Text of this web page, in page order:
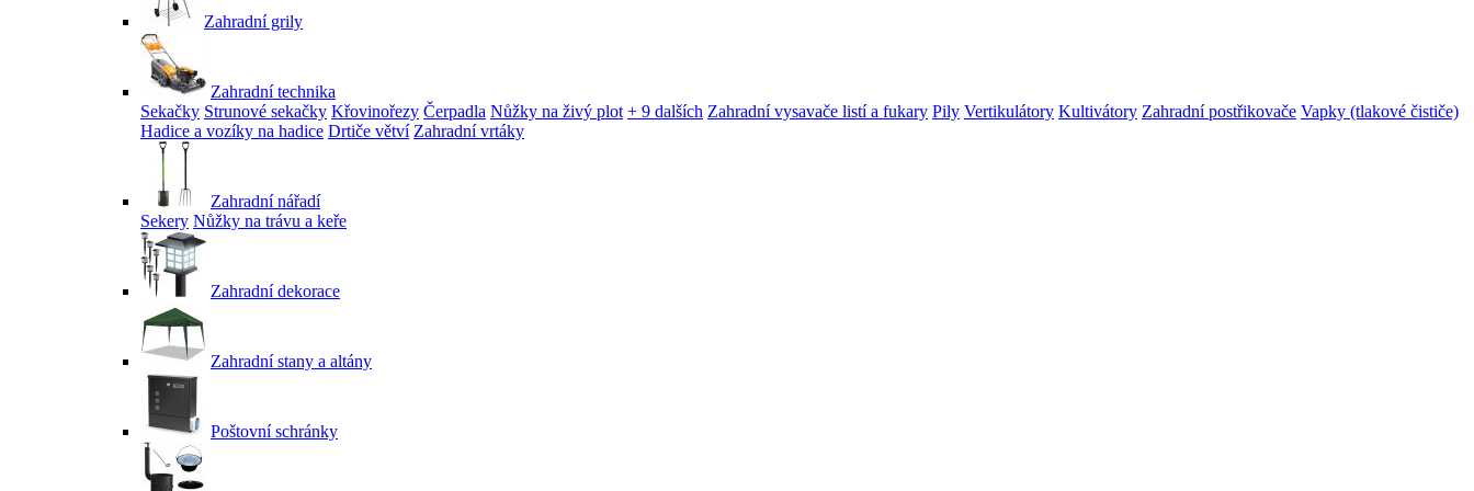
Zahradní grily
Zahradní technika
Sekačky Strunové sekačky Křovinořezy Čerpadla Nůžky na živý plot + 9 dalších Zahradní vysavače listí a fukary Pily Vertikulátory Kultivátory Zahradní postřikovače Vapky (tlakové čističe)
Hadice a vozíky na hadice Drtiče větví Zahradní vrtáky
Zahradní nářadí
Sekery Nůžky na trávu a keře
Zahradní dekorace
Zahradní stany a altány
Poštovní schránky